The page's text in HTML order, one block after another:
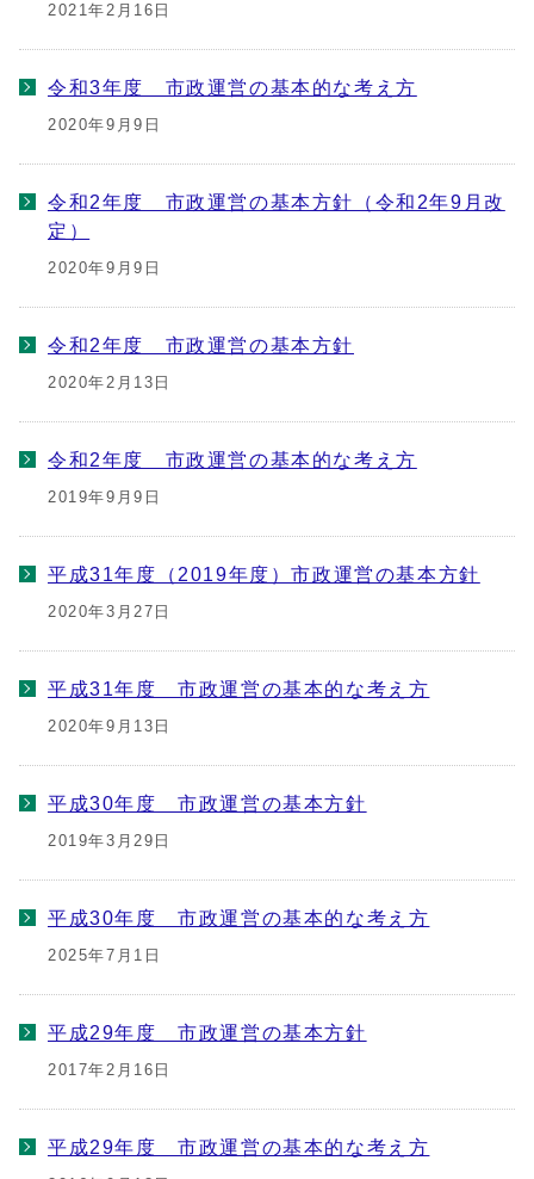
2021年2月16日
令和3年度 市政運営の基本的な考え方
2020年9月9日
令和2年度 市政運営の基本方針（令和2年9月改
定）
2020年9月9日
令和2年度 市政運営の基本方針
2020年2月13日
令和2年度 市政運営の基本的な考え方
2019年9月9日
平成31年度（2019年度）市政運営の基本方針
2020年3月27日
平成31年度 市政運営の基本的な考え方
2020年9月13日
平成30年度 市政運営の基本方針
2019年3月29日
平成30年度 市政運営の基本的な考え方
2025年7月1日
平成29年度 市政運営の基本方針
2017年2月16日
平成29年度 市政運営の基本的な考え方